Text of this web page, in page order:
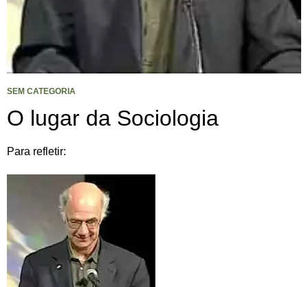
SEM CATEGORIA
O lugar da Sociologia
Para refletir: